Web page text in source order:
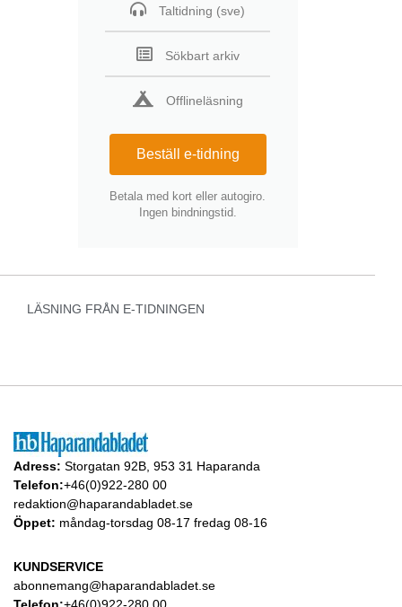
Taltidning (sve)
Sökbart arkiv
Offlineläsning
Beställ e-tidning
Betala med kort eller autogiro.
Ingen bindningstid.
LÄSNING FRÅN E-TIDNINGEN
Adress: Storgatan 92B, 953 31 Haparanda
Telefon:+46(0)922-280 00
redaktion@haparandabladet.se
Öppet: måndag-torsdag 08-17 fredag 08-16
KUNDSERVICE
abonnemang@haparandabladet.se